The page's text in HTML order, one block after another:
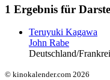
1 Ergebnis für
Teruyuki Kagawa
John Rabe
Deutschland/
© kinokalender.com 2026